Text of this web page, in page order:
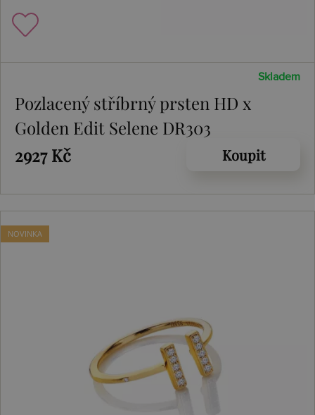
Skladem
Pozlacený stříbrný prsten HD x
Golden Edit Selene DR303
2927 Kč
Koupit
NOVINKA